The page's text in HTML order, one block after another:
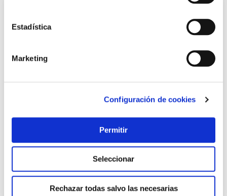
Estadística
Marketing
Configuración de cookies
Permitir
Seleccionar
Rechazar todas salvo las necesarias
Amoladora angular profesional tp-ag 18/125 ce q li
s/bateria einhell
144,45 €
Añadir al carrito